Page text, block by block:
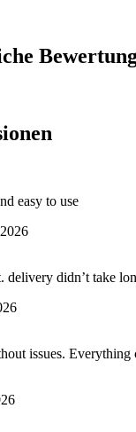
easy to use
delivery didn’t take
issues. Everything